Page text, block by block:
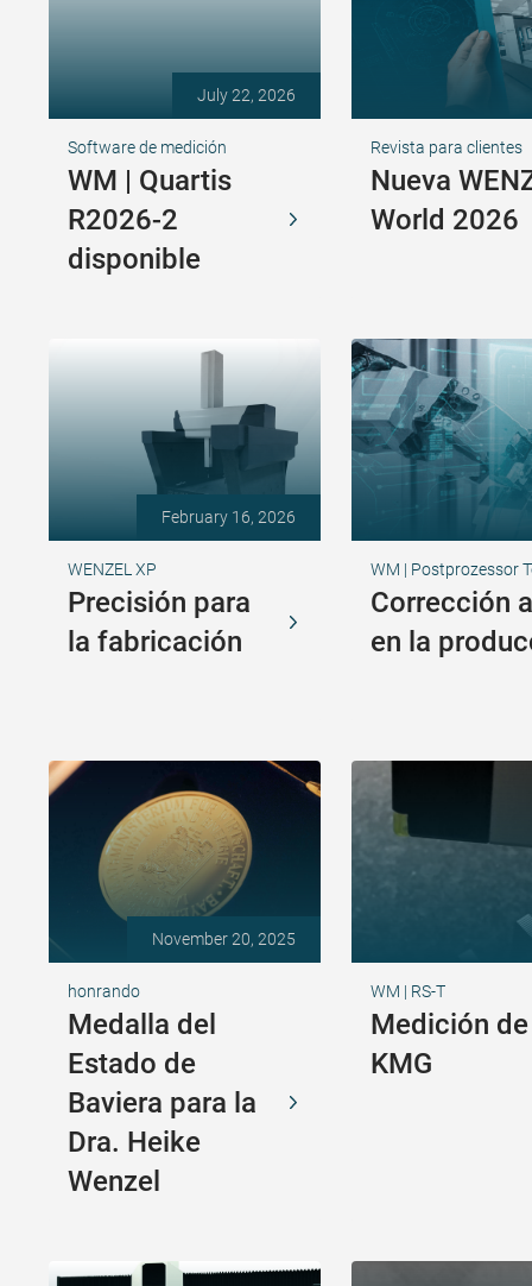
July 22, 2026
Software de medición
WM | Quartis
R2026-2
disponible
Revista para clientes
Nueva
World 2026
February 16, 2026
WENZEL XP
Precisión para
la fabricación
WM | Postprozessor
Corrección
en la
November 20, 2025
honrando
Medalla del
Estado de
Baviera para la
Dra. Heike
Wenzel
WM | RS-T
Medición
KMG